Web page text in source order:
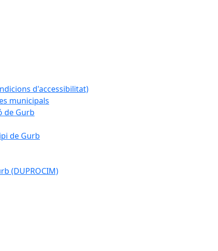
d'accessibilitat)
municipals
de Gurb
de Gurb
(DUPROCIM)